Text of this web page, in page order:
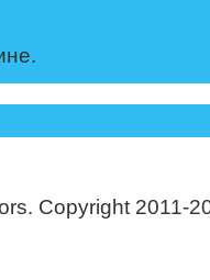
Copyright 2011-